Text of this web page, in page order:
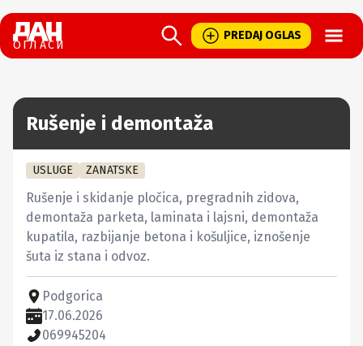
ОГЛАСИ
PREDAJ OGLAS
Rušenje i demontaža
USLUGE ZANATSKE
Rušenje i skidanje pločica, pregradnih zidova,
demontaža parketa, laminata i lajsni, demontaža
kupatila, razbijanje betona i košuljice, iznošenje
šuta iz stana i odvoz.
Podgorica
17.06.2026
069945204